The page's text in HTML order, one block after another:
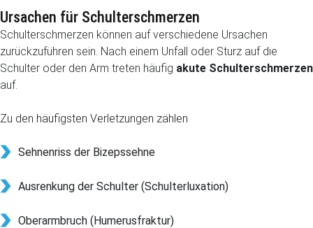
Ursachen für Schulterschmerzen
Schulterschmerzen können auf verschiedene Ursachen
zurückzuführen sein. Nach einem Unfall oder Sturz auf die
Schulter oder den Arm treten häufig akute Schulterschmerzen
auf.
Zu den häufigsten Verletzungen zählen
Sehnenriss der Bizepssehne
Ausrenkung der Schulter (Schulterluxation)
Oberarmbruch (Humerusfraktur)